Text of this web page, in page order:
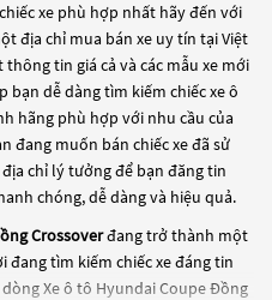
xe phù hợp nhất hãy đến với
địa chỉ mua bán xe uy tín tại Việt
thông tin giá cả và các mẫu xe mới
bạn dễ dàng tìm kiếm chiếc xe ô
hãng phù hợp với nhu cầu của
đang muốn bán chiếc xe đã sử
chỉ lý tưởng để bạn đăng tin
chóng, dễ dàng và hiệu quả.
Crossoverđang trở thành một
tìm kiếm chiếc xe đáng tin
dòngXe ô tô Hyundai Coupe Đồng